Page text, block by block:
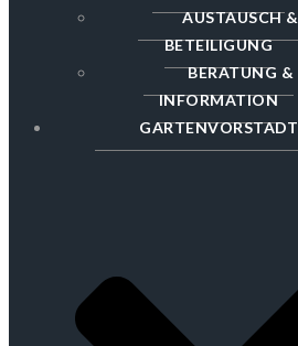
AUSTAUSCH &
BETEILIGUNG
BERATUNG &
INFORMATION
GARTENVORSTADT